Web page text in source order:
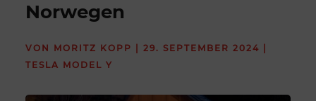
Norwegen
VON MORITZ KOPP |29. SEPTEMBER 2024
TESLA MODEL Y